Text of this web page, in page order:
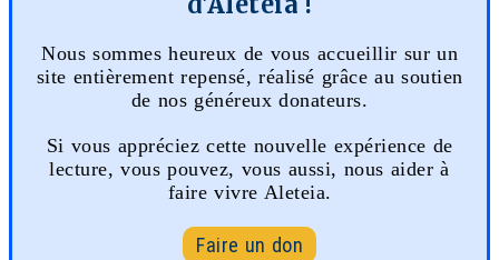
Nous sommes heureux de vous accueillir sur un
site entièrement repensé, réalisé grâce au soutien
de nos généreux donateurs.
Si vous appréciez cette nouvelle expérience de
lecture, vous pouvez, vous aussi, nous aider à
faire vivre Aleteia.
Faire un don